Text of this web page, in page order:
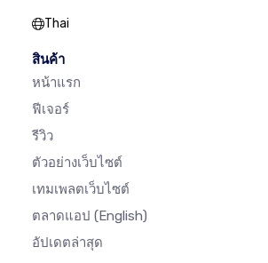
Thai
สินค้า
หน้าแรก
ฟีเจอร์
รีวิว
ตัวอย่างเว็บไซต์
เทมเพลตเว็บไซต์
ตลาดแอป (English)
อัปเดตล่าสุด